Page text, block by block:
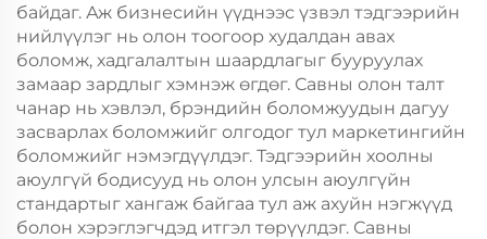
байдаг. Аж бизнесийн үүднээс үзвэл тэдгээрийн
нийлүүлэг нь олон тоогоор худалдан авах
боломж, хадгалалтын шаардлагыг бууруулах
замаар зардлыг хэмнэж өгдөг. Савны олон талт
чанар нь хэвлэл, брэндийн боломжуудын дагуу
засварлах боломжийг олгодог тул маркетингийн
боломжийг нэмэгдүүлдэг. Тэдгээрийн хоолны
аюулгүй бодисууд нь олон улсын аюулгүйн
стандартыг хангаж байгаа тул аж ахуйн нэгжүүд
болон хэрэглэгчдэд итгэл төрүүлдэг. Савны